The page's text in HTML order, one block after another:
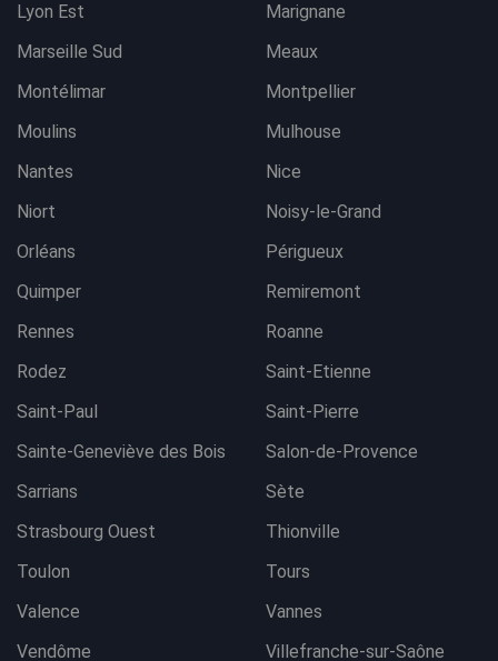
Lyon Est
Marignane
Marseille Sud
Meaux
Montélimar
Montpellier
Moulins
Mulhouse
Nantes
Nice
Niort
Noisy-le-Grand
Orléans
Périgueux
Quimper
Remiremont
Rennes
Roanne
Rodez
Saint-Etienne
Saint-Paul
Saint-Pierre
Sainte-Geneviève des Bois
Salon-de-Provence
Sarrians
Sète
Strasbourg Ouest
Thionville
Toulon
Tours
Valence
Vannes
Vendôme
Villefranche-sur-Saône